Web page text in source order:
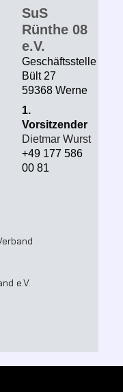
SuS
Rünthe 08
e.V.
Geschäftsstelle
Bült 27
59368 Werne
1.
Vorsitzender
Dietmar Wurst
+49 177 586
00 81